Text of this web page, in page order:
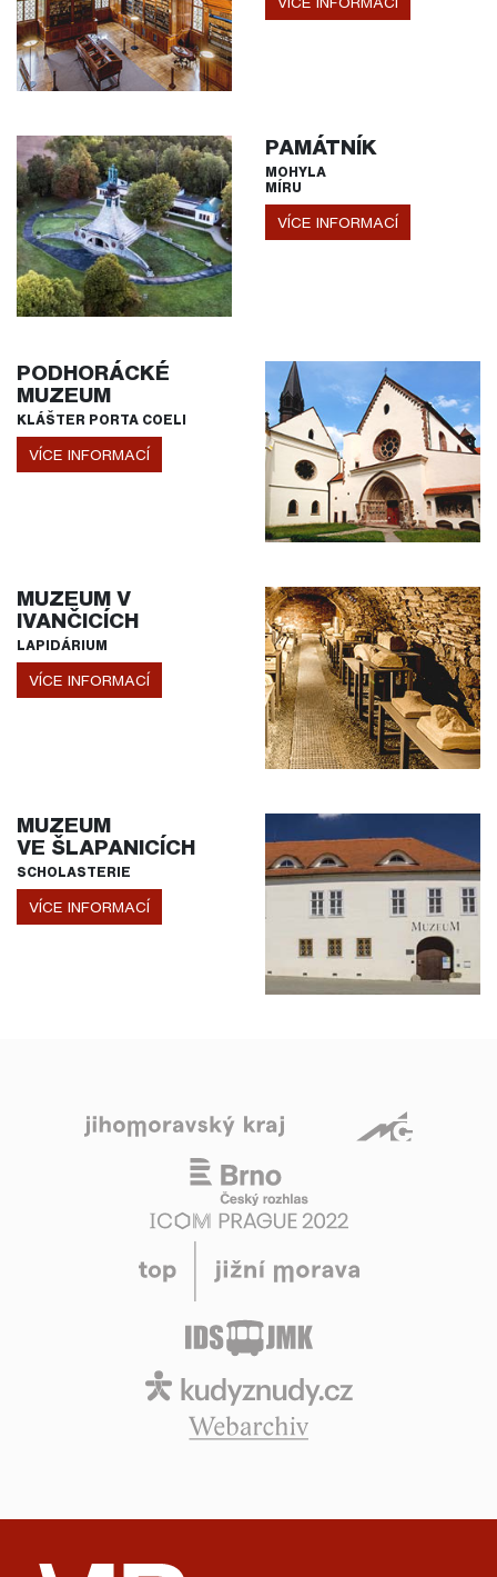
PAMÁTNÍK
MOHYLA
MÍRU
VÍCE INFORMACÍ
PODHORÁCKÉ
MUZEUM
KLÁŠTER PORTA COELI
VÍCE INFORMACÍ
MUZEUM V
IVANČICÍCH
LAPIDÁRIUM
VÍCE INFORMACÍ
MUZEUM
VE ŠLAPANICÍCH
SCHOLASTERIE
VÍCE INFORMACÍ